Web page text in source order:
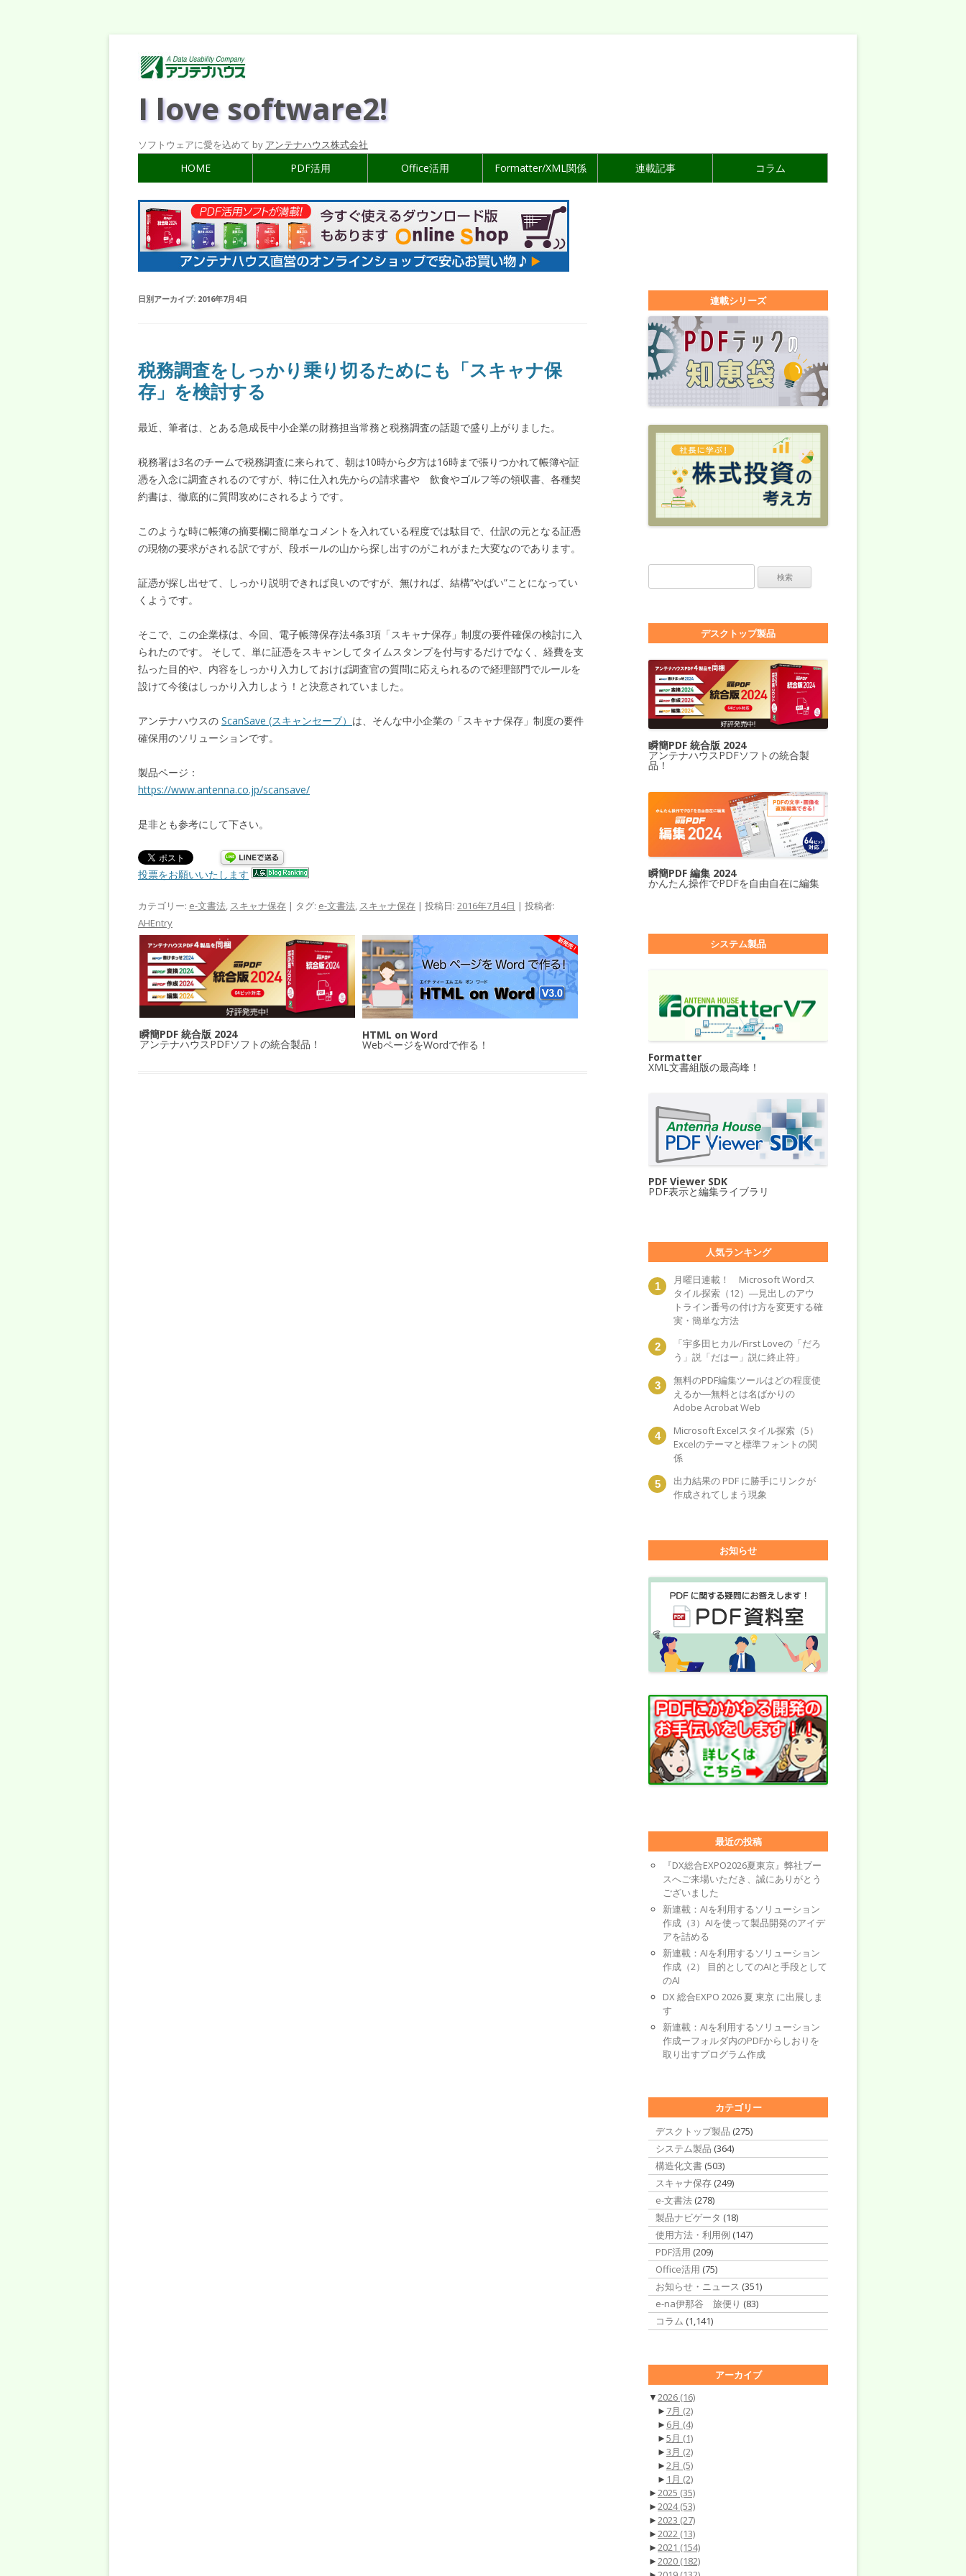
I love software2!
ソフトウェアに愛を込めて by アンテナハウス株式会社
HOME PDF活用 Office活用 Formatter/XML関係 連載記事 コラム
日別アーカイブ: 2016年7月4日
税務調査をしっかり乗り切るためにも「スキャナ保
存」を検討する
最近、筆者は、とある急成長中小企業の財務担当常務と税務調査の話題で盛り上がりました。
税務署は3名のチームで税務調査に来られて、朝は10時から夕方は16時まで張りつかれて帳簿や証
憑を入念に調査されるのですが、特に仕入れ先からの請求書や 飲食やゴルフ等の領収書、各種契
約書は、徹底的に質問攻めにされるようです。
このような時に帳簿の摘要欄に簡単なコメントを入れている程度では駄目で、仕訳の元となる証憑
の現物の要求がされる訳ですが、段ボールの山から探し出すのがこれがまた大変なのであります。
証憑が探し出せて、しっかり説明できれば良いのですが、無ければ、結構”やばい”ことになってい
くようです。
そこで、この企業様は、今回、電子帳簿保存法4条3項「スキャナ保存」制度の要件確保の検討に入
られたのです。 そして、単に証憑をスキャンしてタイムスタンプを付与するだけでなく、経費を支
払った目的や、内容をしっかり入力しておけば調査官の質問に応えられるので経理部門でルールを
設けて今後はしっかり入力しよう！と決意されていました。
アンテナハウスの ScanSave (スキャンセーブ） は、そんな中小企業の「スキャナ保存」制度の要件
確保用のソリューションです。
製品ページ：
https://www.antenna.co.jp/scansave/
是非とも参考にして下さい。
投票をお願いいたします
カテゴリー: e-文書法, スキャナ保存 | タグ: e-文書法, スキャナ保存 | 投稿日: 2016年7月4日 | 投稿者:
AHEntry
瞬簡PDF 統合版 2024
アンテナハウスPDFソフトの統合製品！
HTML on Word
WebページをWordで作る！
連載シリーズ
デスクトップ製品
瞬簡PDF 統合版 2024
アンテナハウスPDFソフトの統合製
品！
瞬簡PDF 編集 2024
かんたん操作でPDFを自由自在に編集
システム製品
Formatter
XML文書組版の最高峰！
PDF Viewer SDK
PDF表示と編集ライブラリ
人気ランキング
月曜日連載！ Microsoft Wordス
タイル探索（12）―見出しのアウ
トライン番号の付け方を変更する確
実・簡単な方法
「宇多田ヒカル/First Loveの「だろ
う」説「だはー」説に終止符」
無料のPDF編集ツールはどの程度使
えるか―無料とは名ばかりの
Adobe Acrobat Web
Microsoft Excelスタイル探索（5）
Excelのテーマと標準フォントの関
係
出力結果の PDF に勝手にリンクが
作成されてしまう現象
お知らせ
最近の投稿
『DX総合EXPO2026夏東京』弊社ブー
スへご来場いただき、誠にありがとう
ございました
新連載：AIを利用するソリューション
作成（3）AIを使って製品開発のアイデ
アを詰める
新連載：AIを利用するソリューション
作成（2） 目的としてのAIと手段として
のAI
DX 総合EXPO 2026 夏 東京 に出展しま
す
新連載：AIを利用するソリューション
作成ーフォルダ内のPDFからしおりを
取り出すプログラム作成
カテゴリー
デスクトップ製品 (275)
システム製品 (364)
構造化文書 (503)
スキャナ保存 (249)
e-文書法 (278)
製品ナビゲータ (18)
使用方法・利用例 (147)
PDF活用 (209)
Office活用 (75)
お知らせ・ニュース (351)
e-na伊那谷 旅便り (83)
コラム (1,141)
アーカイブ
▼2026 (16)
► 7月 (2)
► 6月 (4)
►5月 (1)
►3月 (2)
►2月 (5)
► 1月 (2)
►2025 (35)
►2024(53)
►2023 (27)
►2022 (13)
►2021 (154)
►2020 (182)